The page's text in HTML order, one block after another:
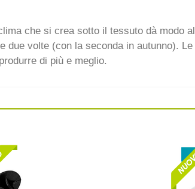
che si crea sotto il tessuto dà modo
volte (con la seconda in autunno).
di più e meglio.